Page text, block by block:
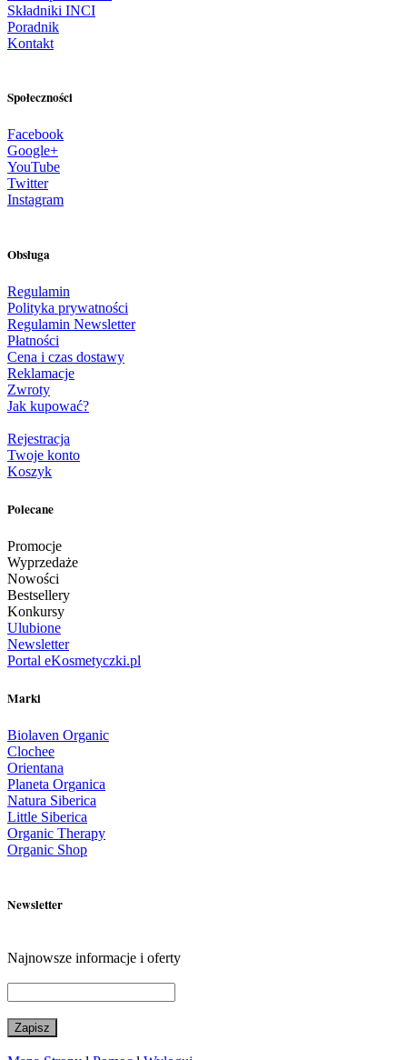
Składniki INCI
Poradnik
Kontakt
Społeczności
Facebook
Google+
YouTube
Twitter
Instagram
Obsługa
Regulamin
Polityka prywatności
Regulamin Newsletter
Płatności
Cena i czas dostawy
Reklamacje
Zwroty
Jak kupować?
Rejestracja
Twoje konto
Koszyk
Polecane
Promocje
Wyprzedaże
Nowości
Bestsellery
Konkursy
Ulubione
Newsletter
Portal eKosmetyczki.pl
Marki
Biolaven Organic
Clochee
Orientana
Planeta Organica
Natura Siberica
Little Siberica
Organic Therapy
Organic Shop
Newsletter
Najnowsze informacje i oferty